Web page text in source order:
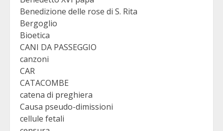
Benedizione delle rose di S. Rita
Bergoglio
Bioetica
CANI DA PASSEGGIO
canzoni
CAR
CATACOMBE
catena di preghiera
Causa pseudo-dimissioni
cellule fetali